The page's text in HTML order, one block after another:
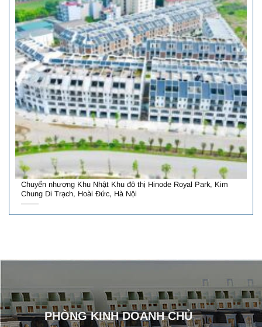
Chuyển nhượng Khu Nhật Khu đô thị Hinode Royal Park, Kim
Chung Di Trạch, Hoài Đức, Hà Nội
PHÒNG KINH DOANH CHỦ